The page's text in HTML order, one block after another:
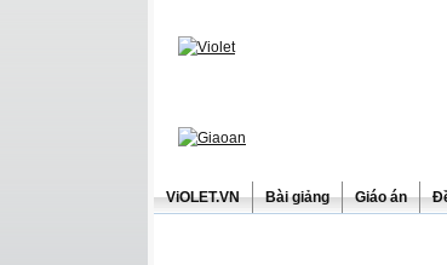
ViOLET.VN Bài giảng Giáo án